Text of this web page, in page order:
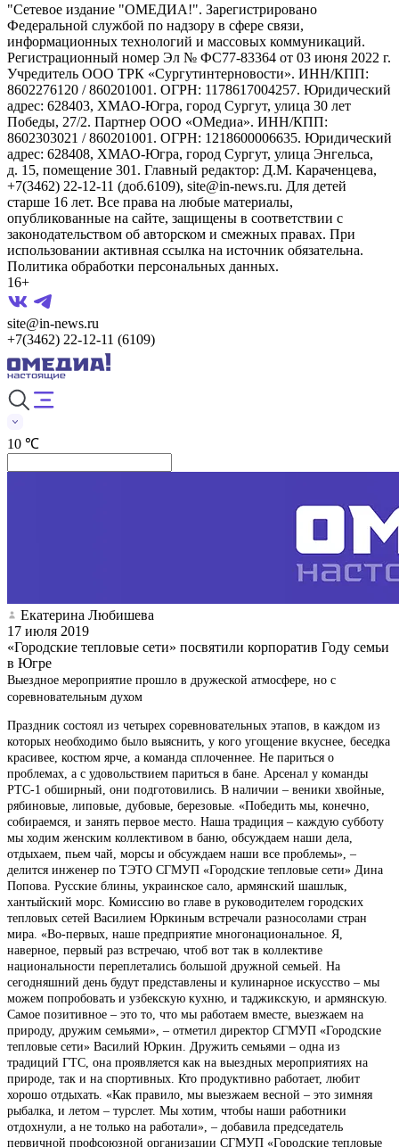
"Сетевое издание "ОМЕДИА!". Зарегистрировано
Федеральной службой по надзору в сфере связи,
информационных технологий и массовых коммуникаций.
Регистрационный номер Эл № ФС77-83364 от 03 июня 2022 г.
Учредитель ООО ТРК «Сургутинтерновости». ИНН/КПП:
8602276120 / 860201001. ОГРН: 1178617004257. Юридический
адрес: 628403, ХМАО-Югра, город Сургут, улица 30 лет
Победы, 27/2. Партнер ООО «ОМедиа». ИНН/КПП:
8602303021 / 860201001. ОГРН: 1218600006635. Юридический
адрес: 628408, ХМАО-Югра, город Сургут, улица Энгельса,
д. 15, помещение 301. Главный редактор: Д.М. Караченцева,
+7(3462) 22-12-11 (доб.6109), site@in-news.ru. Для детей
старше 16 лет. Все права на любые материалы,
опубликованные на сайте, защищены в соответствии с
законодательством об авторском и смежных правах. При
использовании активная ссылка на источник обязательна.
Политика обработки персональных данных.
16+
site@in-news.ru
+7(3462) 22-12-11 (6109)
10 ℃
Екатерина Любишева
17 июля 2019
«Городские тепловые сети» посвятили корпоратив Году семьи
в Югре
Выездное мероприятие прошло в дружеской атмосфере, но с
соревновательным духом
Праздник состоял из четырех соревновательных этапов, в каждом из
которых необходимо было выяснить, у кого угощение вкуснее, беседка
красивее, костюм ярче, а команда сплоченнее. Не париться о
проблемах, а с удовольствием париться в бане. Арсенал у команды
РТС-1 обширный, они подготовились. В наличии – веники хвойные,
рябиновые, липовые, дубовые, березовые. «Победить мы, конечно,
собираемся, и занять первое место. Наша традиция – каждую субботу
мы ходим женским коллективом в баню, обсуждаем наши дела,
отдыхаем, пьем чай, морсы и обсуждаем наши все проблемы», –
делится инженер по ТЭТО СГМУП «Городские тепловые сети» Дина
Попова. Русские блины, украинское сало, армянский шашлык,
хантыйский морс. Комиссию во главе в руководителем городских
тепловых сетей Василием Юркиным встречали разносолами стран
мира. «Во-первых, наше предприятие многонациональное. Я,
наверное, первый раз встречаю, чтоб вот так в коллективе
национальности переплетались большой дружной семьей. На
сегодняшний день будут представлены и кулинарное искусство – мы
можем попробовать и узбекскую кухню, и таджикскую, и армянскую.
Самое позитивное – это то, что мы работаем вместе, выезжаем на
природу, дружим семьями», – отметил директор СГМУП «Городские
тепловые сети» Василий Юркин. Дружить семьями – одна из
традиций ГТС, она проявляется как на выездных мероприятиях на
природе, так и на спортивных. Кто продуктивно работает, любит
хорошо отдыхать. «Как правило, мы выезжаем весной – это зимняя
рыбалка, и летом – турслет. Мы хотим, чтобы наши работники
отдохнули, а не только на работали», – добавила председатель
первичной профсоюзной организации СГМУП «Городские тепловые